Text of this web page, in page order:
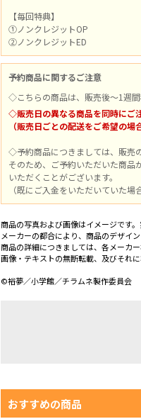
【毎回特典】
①ノンクレジットOP
②ノンクレジットED
予約商品に関するご注意
◇こちらの商品は、販売後～1週間
◇販売日の異なる商品を同時にご
（販売日ごとの配送をご希望の
◇予約商品につきましては、販売
そのため、ご予約いただいた商品
いただくことがございます。
（既にご入金をいただいていた
商品の写真および画像はイメージです
メーカーの都合により、商品のデザイ
商品の詳細につきましては、各メーカ
画像・テキストの無断転載、及びそれ
©裕夢／小学館／チラムネ製作委員会
おすすめの商品